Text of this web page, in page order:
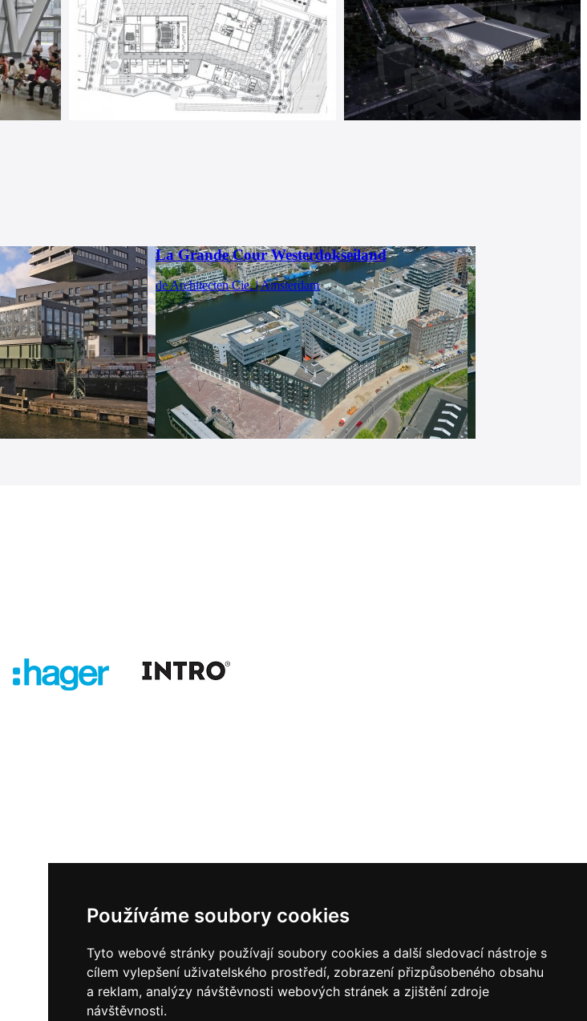
Používáme soubory cookies
Tyto webové stránky používají soubory cookies a další sledovací nástroje s
cílem vylepšení uživatelského prostředí, zobrazení přizpůsobeného obsahu
a reklam, analýzy návštěvnosti webových stránek a zjištění zdroje
návštěvnosti.
La Grande Cour Westerdokseiland
de Architecten Cie. | Amsterdam